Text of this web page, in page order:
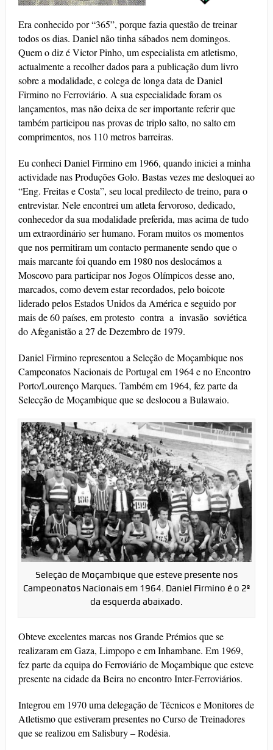
Era conhecido por “365”, porque fazia questão de treinar
todos os dias. Daniel não tinha sábados nem domingos.
Quem o diz é Victor Pinho, um especialista em atletismo,
actualmente a recolher dados para a publicação dum livro
sobre a modalidade, e colega de longa data de Daniel
Firmino no Ferroviário. A sua especialidade foram os
lançamentos, mas não deixa de ser importante referir que
também participou nas provas de triplo salto, no salto em
comprimentos, nos 110 metros barreiras.
Eu conheci Daniel Firmino em 1966, quando iniciei a minha
actividade nas Produções Golo. Bastas vezes me desloquei ao
“Eng. Freitas e Costa”, seu local predilecto de treino, para o
entrevistar. Nele encontrei um atleta fervoroso, dedicado,
conhecedor da sua modalidade preferida, mas acima de tudo
um extraordinário ser humano. Foram muitos os momentos
que nos permitiram um contacto permanente sendo que o
mais marcante foi quando em 1980 nos deslocámos a
Moscovo para participar nos Jogos Olímpicos desse ano,
marcados, como devem estar recordados, pelo boicote
liderado pelos Estados Unidos da América e seguido por
mais de 60 países, em protesto contra a invasão soviética
do Afeganistão a 27 de Dezembro de 1979.
Daniel Firmino representou a Seleção de Moçambique nos
Campeonatos Nacionais de Portugal em 1964 e no Encontro
Porto/Lourenço Marques. Também em 1964, fez parte da
Selecção de Moçambique que se deslocou a Bulawaio.
Seleção de Moçambique que esteve presente nos
Campeonatos Nacionais em 1964. Daniel Firmino é o 2º
da esquerda abaixado.
Obteve excelentes marcas nos Grande Prémios que se
realizaram em Gaza, Limpopo e em Inhambane. Em 1969,
fez parte da equipa do Ferroviário de Moçambique que esteve
presente na cidade da Beira no encontro Inter-Ferroviários.
Integrou em 1970 uma delegação de Técnicos e Monitores de
Atletismo que estiveram presentes no Curso de Treinadores
que se realizou em Salisbury – Rodésia.